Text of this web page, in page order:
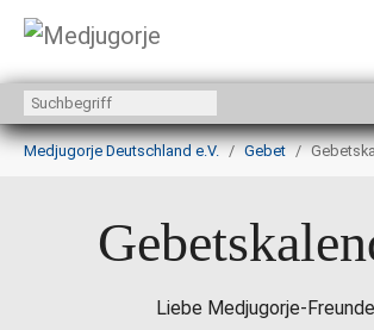
Zum Hauptinhalt springen
Sie sind hier:
Medjugorje Deutschland e.V.
Gebet
Liebe Medjugorje-